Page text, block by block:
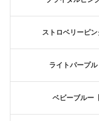
ストロベリーピン
ライトパープル
ベビーブルー